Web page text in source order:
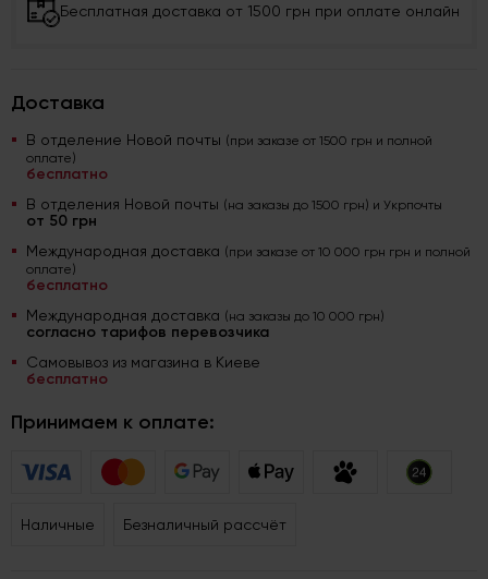
Бесплатная доставка от 1500 грн при оплате онлайн
Доставка
В отделение Новой почты (при заказе от 1500 грн и полной
оплате)
бесплатно
В отделения Новой почты (на заказы до 1500 грн) и Укрпочты
от 50 грн
Международная доставка (при заказе от 10 000 грн грн и полной
оплате)
бесплатно
Международная доставка (на заказы до 10 000 грн)
согласно тарифов перевозчика
Самовывоз из магазина в Киеве
бесплатно
Принимаем к оплате:
Наличные Безналичный рассчёт